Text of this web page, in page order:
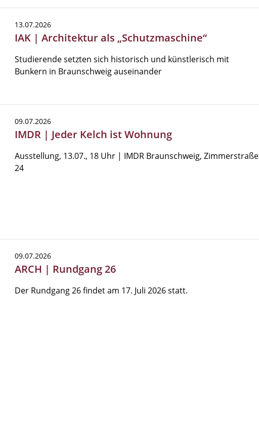
13.07.2026
IAK | Architektur als „Schutzmaschine“
Studierende setzten sich historisch und künstlerisch mit
Bunkern in Braunschweig auseinander
09.07.2026
IMDR | Jeder Kelch ist Wohnung
Ausstellung, 13.07., 18 Uhr | IMDR Braunschweig, Zimmerstraße
24
09.07.2026
ARCH | Rundgang 26
Der Rundgang 26 findet am 17. Juli 2026 statt.